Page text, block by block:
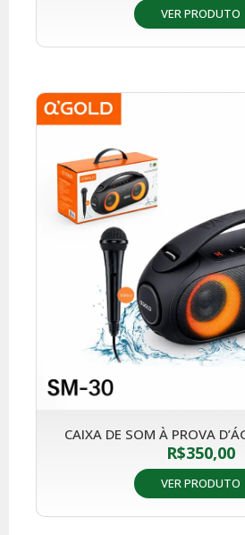
VER PRODUTO
CAIXA DE SOM À PROVA
R$350,00
VER PRODUTO